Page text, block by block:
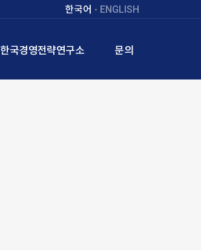
한국어 ENGLISH
한국경영전략연구소 문의